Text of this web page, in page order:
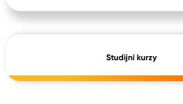
Studijní kurzy